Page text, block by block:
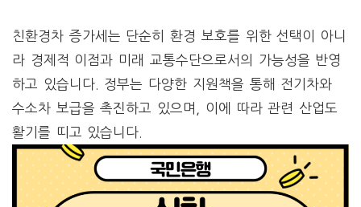
친환경차 증가세는 단순히 환경 보호를 위한 선택이 아니
라 경제적 이점과 미래 교통수단으로서의 가능성을 반영
하고 있습니다. 정부는 다양한 지원책을 통해 전기차와
수소차 보급을 촉진하고 있으며, 이에 따라 관련 산업도
활기를 띠고 있습니다.